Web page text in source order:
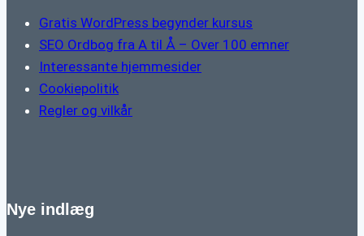
Gratis WordPress begynder kursus
SEO Ordbog fra A til Å – Over 100 emner
Interessante hjemmesider
Cookiepolitik
Regler og vilkår
Nye indlæg